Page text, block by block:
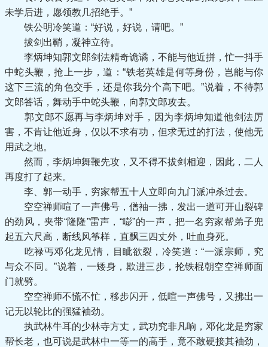
未学后进，愿领教几招绝手。”
铁公明冷笑道：“好说，好说，请吧。”
拔剑出鞘，凝神立待。
李炳坤知郭文郎剑法精奇诡谲，不能与他近拼，忙一抖手
中蛇头鞭，抢上一步，道：“铁老英雄是何等身份，岂能与你
这下三流的角色交手，还是你我分个高下吧。”说着，不待郭
文郎答话，舞动手中蛇头鞭，向郭文郎攻去。
郭文郎不愿再与李炳坤对手，因为李炳坤知道他剑法厉
害，不肯让他近身，仅以不求有功，但求无过的打法，使他无
用武之地。
然而，李炳坤舞鞭先攻，又不得不拔剑相迎，因此，二人
再度打了起来。
李、郭一动手，穷家帮五十人立即向九门派冲杀过去。
空空禅师喧了一声佛号，僧袖一拂，发出一道可开山裂碑
的劲风，夹带“隆隆”雷声，“嘭”的一声，把一名穷家帮弟子兜
起五六尺高，断线风筝样，直飘三四丈外，吐血身死。
吃禄丐邓化龙见情，目眦欲裂，冷笑道：“一派宗师，究
与众不同。”说着，一矮身，欺进三步，抡铁棍朝空空禅师面
门就劈。
空空禅师不慌不忙，移步闪开，低喧一声佛号，又拂出一
记无以轮比的强猛袖劲。
执武林牛耳的少林寺方丈，武功究非凡响，邓化龙是穷家
帮长老，也可说是武林中一等一的高手，竟不敢硬接其袖劲，